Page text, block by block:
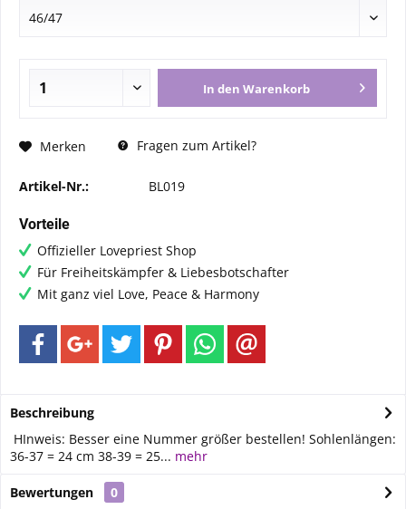
In den Warenkorb
Merken Fragen zum Artikel?
Artikel-Nr.: BL019
Vorteile
Offizieller Lovepriest Shop
Für Freiheitskämpfer & Liebesbotschafter
Mit ganz viel Love, Peace & Harmony
Beschreibung
HInweis: Besser eine Nummer größer bestellen! Sohlenlängen:
36-37 = 24 cm 38-39 = 25... mehr
Bewertungen
0